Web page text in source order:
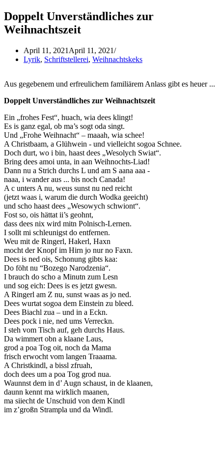
Doppelt Unverständliches zur
Weihnachtszeit
April 11, 2021 April 11, 2021
Lyrik, Schriftstellerei, Weihnachtskeks
Aus gegebenem und erfreulichem familiärem Anlass gibt es heuer ...
Doppelt Unverständliches zur Weihnachtszeit
Ein „frohes Fest“, huach, wia dees klingt!
Es is ganz egal, ob ma’s sogt oda singt.
Und „Frohe Weihnacht“ – maaah, wia schee!
A Christbaam, a Glühwein - und vielleicht sogoa Schnee.
Doch durt, wo i bin, haast dees „Wesolych Swiat“.
Bring dees amoi unta, in aan Weihnochts-Liad!
Dann nu a Strich durchs L und am S aana aaa -
naaa, i wander aus ... bis noch Canada!
A c unters A nu, weus sunst nu ned reicht
(jetzt waas i, warum die durch Wodka geeicht)
und scho haast dees „Wesowych schwiont“.
Fost so, ois hättat ii’s geohnt,
dass dees nix wird mitn Polnisch-Lernen.
I sollt mi schleunigst do entfernen.
Weu mit de Ringerl, Hakerl, Haxn
mocht der Knopf im Hirn jo nur no Faxn.
Dees is ned ois, Schonung gibts kaa:
Do föht nu “Bozego Narodzenia“.
I brauch do scho a Minutn zum Lesn
und sog eich: Dees is es jetzt gwesn.
A Ringerl am Z nu, sunst waas as jo ned.
Dees wurtat sogoa dem Einstein zu bleed.
Dees Biachl zua – und in a Eckn.
Dees pock i nie, ned ums Verreckn.
I steh vom Tisch auf, geh durchs Haus.
Da wimmert obn a klaane Laus,
grod a poa Tog oit, noch da Mama
frisch erwocht vom langen Traaama.
A Christkindl, a bissl zfruah,
doch dees um a poa Tog grod nua.
Waunnst dem in d’ Augn schaust, in de klaanen,
daunn kennt ma wirklich maanen,
ma siiecht de Unschuid von dem Kindl
im z’großn Strampla und da Windl.